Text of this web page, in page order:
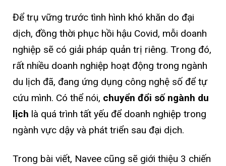
Để trụ vững trước tình hình khó khăn do đại
dịch, đồng thời phục hồi hậu Covid, mỗi doanh
nghiệp sẽ có giải pháp quản trị riêng. Trong đó,
rất nhiều doanh nghiệp hoạt động trong ngành
du lịch đã, đang ứng dụng công nghệ số để tự
cứu mình. Có thể nói, chuyển đổi số ngành du
lịch là quá trình tất yếu để doanh nghiệp trong
ngành vực dậy và phát triển sau đại dịch.
Trong bài viết, Navee cũng sẽ giới thiệu 3 chiến